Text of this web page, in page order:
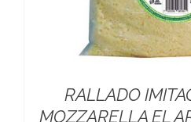
RALLADO
MOZZARELLA EL